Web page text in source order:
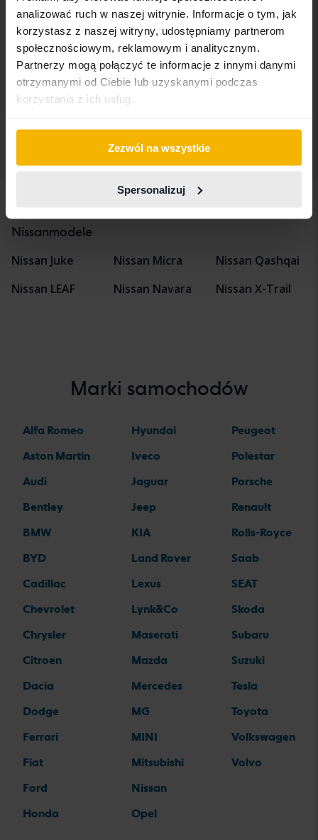
analizować ruch w naszej witrynie. Informacje o tym, jak
korzystasz z naszej witryny, udostępniamy partnerom
społecznościowym, reklamowym i analitycznym.
Partnerzy mogą połączyć te informacje z innymi danymi
otrzymanymi od Ciebie lub uzyskanymi podczas
korzystania z ich usług.
Zezwól na wszystkie
Spersonalizuj
Nissan Qashqai
1.2 DIG-T
2018
57 070 km
Benzyna
Åkersberga (Runö)
Cena startowa
Qashqai
Nissanmodele
Nissan Juke
Nissan LEAF
Nissan Micra
Nissan Navara
Nissan Qashqai
Nissan X-Trail
Marki samochodów
Alfa Romeo
Aston Martin
Audi
Bentley
BMW
BYD
Cadillac
Chevrolet
Chrysler
Citroen
Dacia
Dodge
Ferrari
Fiat
Ford
Honda
Hyundai
Iveco
Jaguar
Jeep
KIA
Land Rover
Lexus
Lynk&Co
Maserati
Mazda
Mercedes
MG
MINI
Mitsubishi
Nissan
Opel
Peugeot
Polestar
Porsche
Renault
Rolls-Royce
Saab
SEAT
Skoda
Subaru
Suzuki
Tesla
Toyota
Volkswagen
Volvo